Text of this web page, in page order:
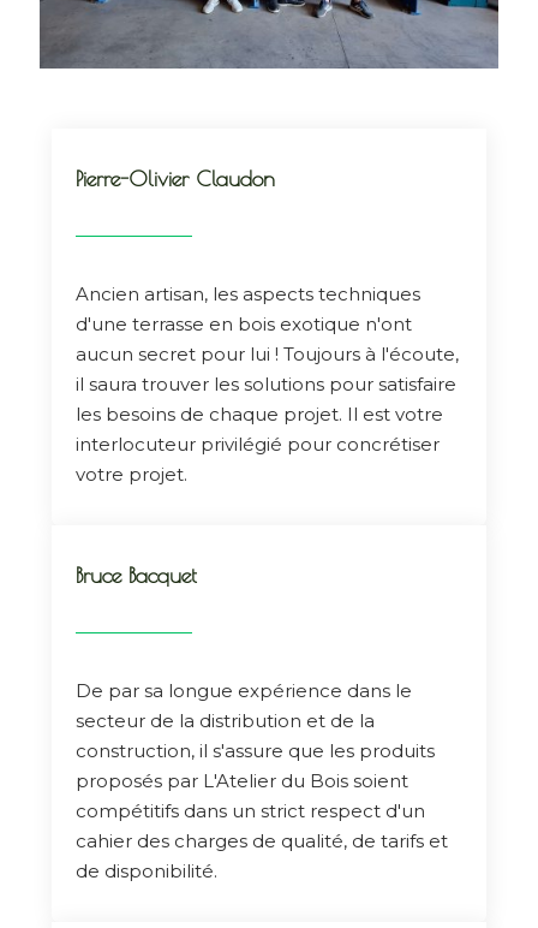
Pierre-Olivier Claudon
Ancien artisan, les aspects techniques
d'une terrasse en bois exotique n'ont
aucun secret pour lui ! Toujours à l'écoute,
il saura trouver les solutions pour satisfaire
les besoins de chaque projet. Il est votre
interlocuteur privilégié pour concrétiser
votre projet.
Bruce Bacquet
De par sa longue expérience dans le
secteur de la distribution et de la
construction, il s'assure que les produits
proposés par L'Atelier du Bois soient
compétitifs dans un strict respect d'un
cahier des charges de qualité, de tarifs et
de disponibilité.